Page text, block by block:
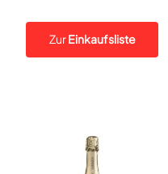
ZurEinkaufsliste